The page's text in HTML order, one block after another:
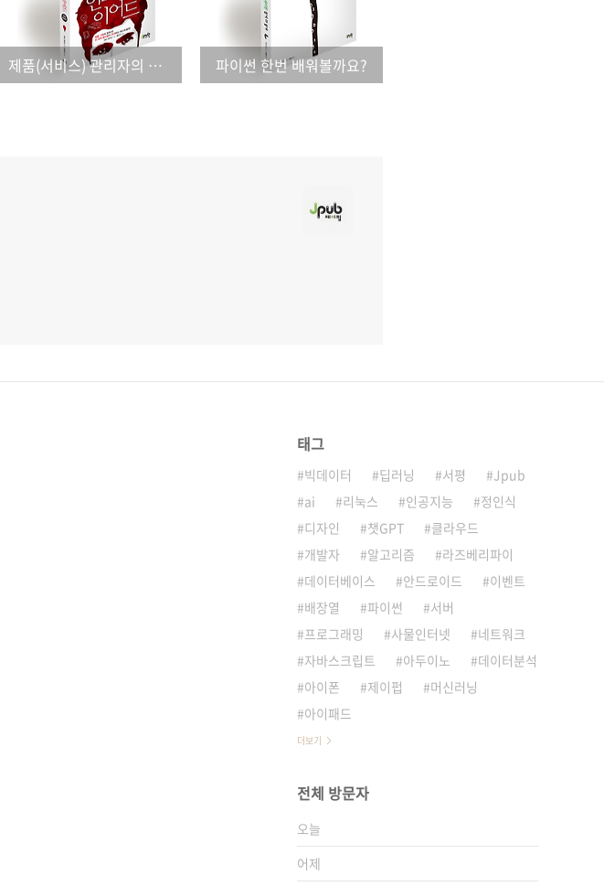
제품(서비스) 관리자의 필독서! 파이썬 한번 배워볼까요?
태그
빅데이터 딥러닝 서평
Jpub
ai
리눅스 인공지능
정인식
디자인
챗GPT
클라우드
개발자
알고리즘
라즈베리파이
데이터베이스
안드로이드
이벤트
배장열
파이썬
서버
프로그래밍
사물인터넷
네트워크
자바스크립트
아두이노
데이터분석
아이폰
제이펍
머신러닝
아이패드
더보기
전체 방문자
오늘
어제